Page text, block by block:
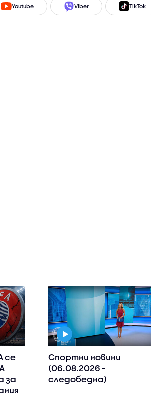
Youtube Viber TikTok
се
за
Спортни новини
(06.08.2026 -
следобедна)